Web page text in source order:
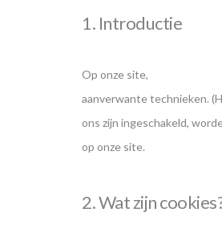
1. Introductie
Op onze site,
aanverwante technieken.
ons zijn ingeschakeld,
op onze site.
2. Wat zijn